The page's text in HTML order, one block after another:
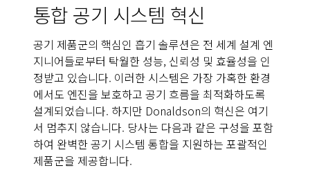
통합 공기 시스템 혁신
공기 제품군의 핵심인 흡기 솔루션은 전 세계 설계 엔
지니어들로부터 탁월한 성능, 신뢰성 및 효율성을 인
정받고 있습니다. 이러한 시스템은 가장 가혹한 환경
에서도 엔진을 보호하고 공기 흐름을 최적화하도록
설계되었습니다. 하지만 Donaldson의 혁신은 여기
서 멈추지 않습니다. 당사는 다음과 같은 구성을 포함
하여 완벽한 공기 시스템 통합을 지원하는 포괄적인
제품군을 제공합니다.